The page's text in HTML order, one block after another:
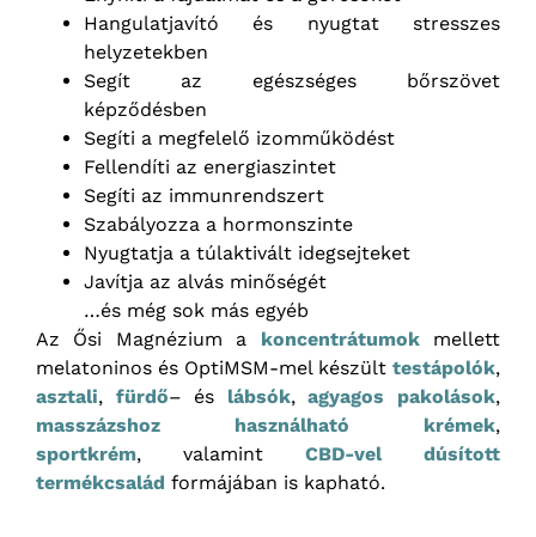
Hangulatjavító és nyugtat stresszes
helyzetekben
Segít az egészséges bőrszövet
képződésben
Segíti a megfelelő izomműködést
Fellendíti az energiaszintet
Segíti az immunrendszert
Szabályozza a hormonszinte
Nyugtatja a túlaktivált idegsejteket
Javítja az alvás minőségét
…és még sok más egyéb
Az Ősi Magnézium a koncentrátumok
mellett
melatoninos és OptiMSM-mel készült testápolók,
asztali, fürdő– és lábsók,agyagos pakolások,
masszázshoz használható krémek,
sportkrém, valamint CBD-vel dúsított
termékcsalád formájában is kapható.